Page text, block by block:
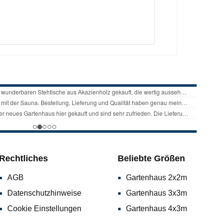
Nichtbenutzung vor
Rechtliches
AGB
Datenschutzhinweise
Cookie Einstellungen
Beliebte Größen
Gartenhaus 2x2m
Gartenhaus 3x3m
Gartenhaus 4x3m